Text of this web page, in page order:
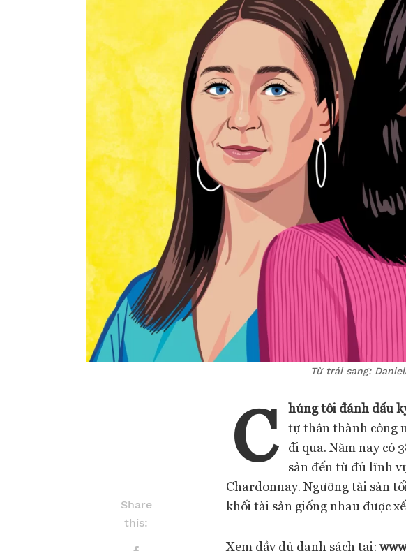
Từ trái sang:
Share
this:
C húng tôi đánh dấu
tự thân thành công
đi qua. Năm nay có
sản đến từ đủ lĩnh
Chardonnay. Ngưỡng tài sản
khối tài sản giống nhau được
Xem đầy đủ danh sách tại: